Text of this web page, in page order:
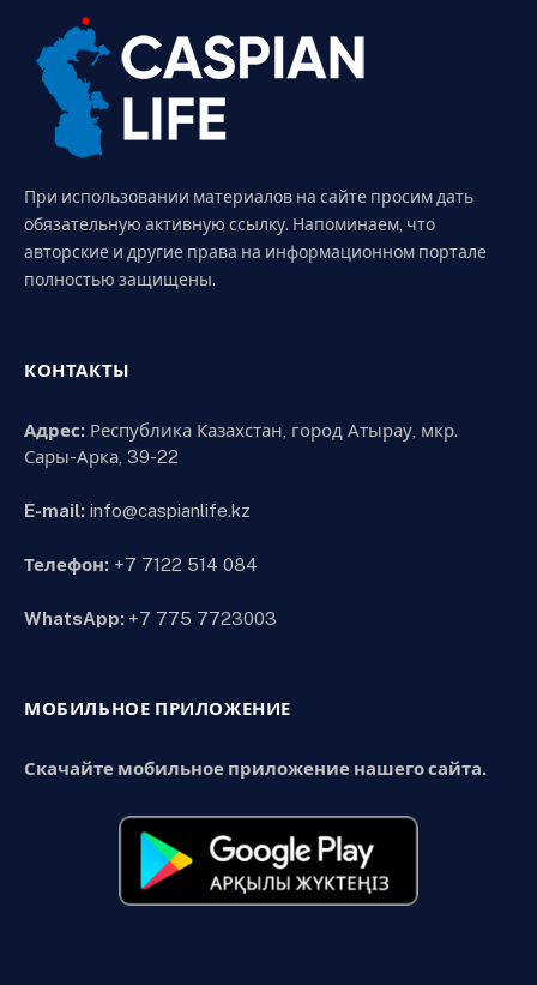
При использовании материалов на сайте просим дать
обязательную активную ссылку. Напоминаем, что
авторские и другие права на информационном портале
полностью защищены.
КОНТАКТЫ
Адрес: Республика Казахстан, город Атырау, мкр.
Сары-Арка, 39-22
E-mail: info@caspianlife.kz
Телефон: +7 7122 514 084
WhatsApp: +7 775 7723003
МОБИЛЬНОЕ ПРИЛОЖЕНИЕ
Скачайте мобильное приложение нашего сайта.